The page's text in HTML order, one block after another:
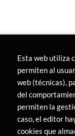
Esta web utiliza
permiten al
web (técnicas),
del
permiten la
caso, el editor
cookies que